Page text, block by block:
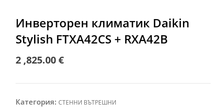
Инверторен климатик Daikin
Stylish FTXA42CS + RXA42B
2 ,825.00€
Категория: СТЕННИ ВЪТРЕШНИ